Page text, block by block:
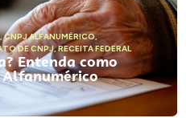
,CNPJ ALFANUMÉRICO,
DE CNPJ,RECEITA FEDERAL
Entenda como
Alfanumérico